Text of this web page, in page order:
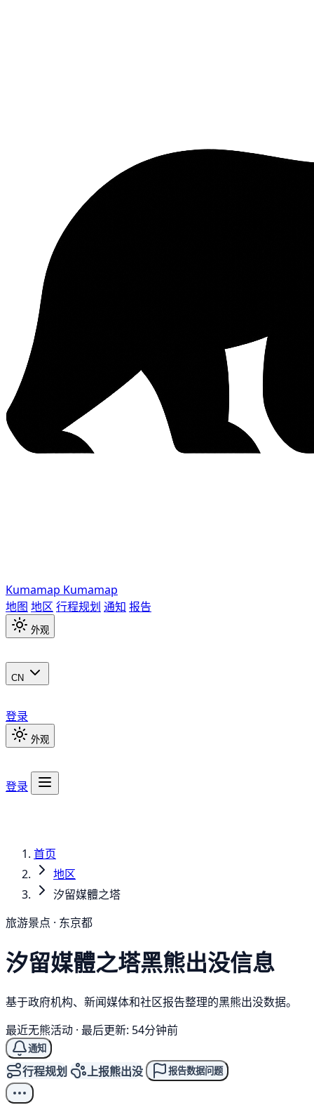
Kumamap Kumamap
地图 地区 行程规划 通知 报告
外观
CN
登录
外观
登录
首页
地区
汐留媒體之塔
旅游景点 · 东京都
汐留媒體之塔黑熊出没信息
基于政府机构、新闻媒体和社区报告整理的黑熊出没数据。
最近无熊活动 · 最后更新: 54分钟前
通知
行程规划 上报熊出没 报告数据问题